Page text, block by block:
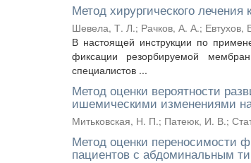
Метод хирургического лечения
Шевела, Т. Л.; Рачков, А. А.; Евтухов,
В настоящей инструкции по
фиксации резорбируемой
специалистов ...
Метод оценки вероятности
ишемическими изменениями
Митьковская, Н. П.; Патеюк, И. В.;
Метод оценки переносимости
пациентов с абдоминальным